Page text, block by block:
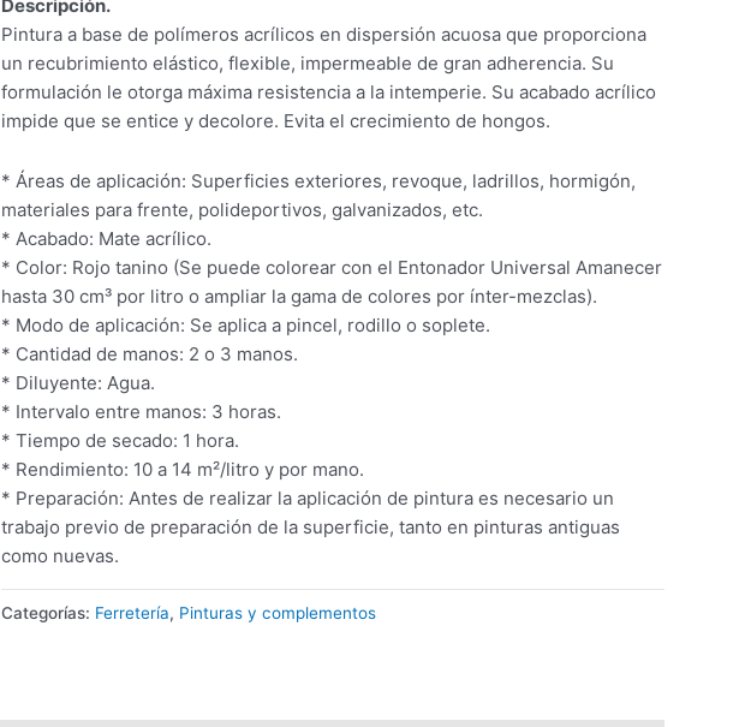
Descripción.
Pintura a base de polímeros acrílicos en dispersión acuosa que proporciona
un recubrimiento elástico, flexible, impermeable de gran adherencia. Su
formulación le otorga máxima resistencia a la intemperie. Su acabado acrílico
impide que se entice y decolore. Evita el crecimiento de hongos.
* Áreas de aplicación: Superficies exteriores, revoque, ladrillos, hormigón,
materiales para frente, polideportivos, galvanizados, etc.
* Acabado: Mate acrílico.
* Color: Rojo tanino (Se puede colorear con el Entonador Universal Amanecer
hasta 30 cm³ por litro o ampliar la gama de colores por ínter-mezclas).
* Modo de aplicación: Se aplica a pincel, rodillo o soplete.
* Cantidad de manos: 2 o 3 manos.
* Diluyente: Agua.
* Intervalo entre manos: 3 horas.
* Tiempo de secado: 1 hora.
* Rendimiento: 10 a 14 m²/litro y por mano.
* Preparación: Antes de realizar la aplicación de pintura es necesario un
trabajo previo de preparación de la superficie, tanto en pinturas antiguas
como nuevas.
Categorías: Ferretería, Pinturas y complementos